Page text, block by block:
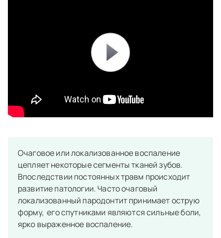
Очаговое или локализованное воспаление
цепляет некоторые сегменты тканей зубов.
Впоследствии постоянных травм происходит
развитие патологии. Часто очаговый
локализованный пародонтит принимает острую
форму, его спутниками являются сильные боли,
ярко выраженное воспаление.